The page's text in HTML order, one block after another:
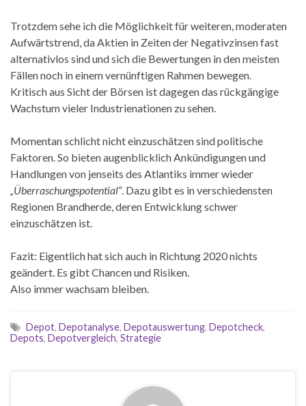
Trotzdem sehe ich die Möglichkeit für weiteren, moderaten
Aufwärtstrend, da Aktien in Zeiten der Negativzinsen fast
alternativlos sind und sich die Bewertungen in den meisten
Fällen noch in einem vernünftigen Rahmen bewegen.
Kritisch aus Sicht der Börsen ist dagegen das rückgängige
Wachstum vieler Industrienationen zu sehen.
Momentan schlicht nicht einzuschätzen sind politische
Faktoren. So bieten augenblicklich Ankündigungen und
Handlungen von jenseits des Atlantiks immer wieder
„Überraschungspotential“. Dazu gibt es in verschiedensten
Regionen Brandherde, deren Entwicklung schwer
einzuschätzen ist.
Fazit: Eigentlich hat sich auch in Richtung 2020 nichts
geändert. Es gibt Chancen und Risiken.
Also immer wachsam bleiben.
Depot, Depotanalyse, Depotauswertung, Depotcheck,
Depots, Depotvergleich, Strategie